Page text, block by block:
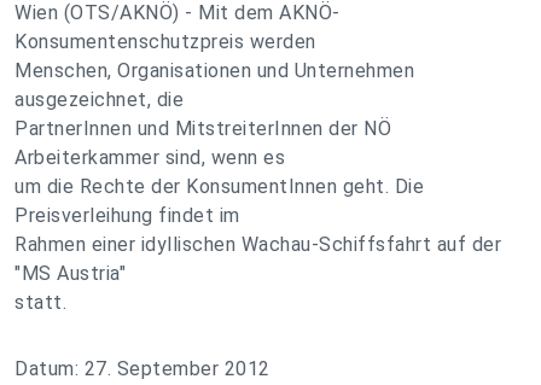
Wien (OTS/AKNÖ) - Mit dem AKNÖ-
Konsumentenschutzpreis werden
Menschen, Organisationen und Unternehmen
ausgezeichnet, die
PartnerInnen und MitstreiterInnen der NÖ
Arbeiterkammer sind, wenn es
um die Rechte der KonsumentInnen geht. Die
Preisverleihung findet im
Rahmen einer idyllischen Wachau-Schiffsfahrt auf der
"MS Austria"
statt.
Datum: 27. September 2012